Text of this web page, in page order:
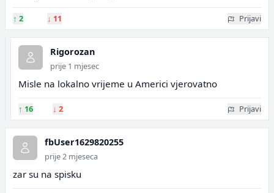
↑ 2 ↓ 11 Prijavi
Rigorozan
prije 1 mjesec
Misle na lokalno vrijeme u Americi vjerovatno
↑ 16 ↓ 2 Prijavi
fbUser1629820255
prije 2 mjeseca
zar su na spisku